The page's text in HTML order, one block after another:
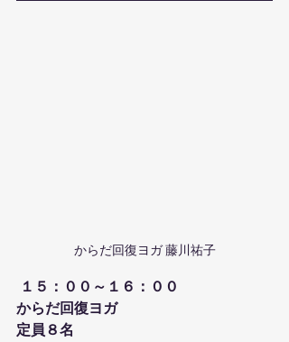
からだ回復ヨガ 藤川祐子
１５：００～１６：００
からだ回復ヨガ
定員８名